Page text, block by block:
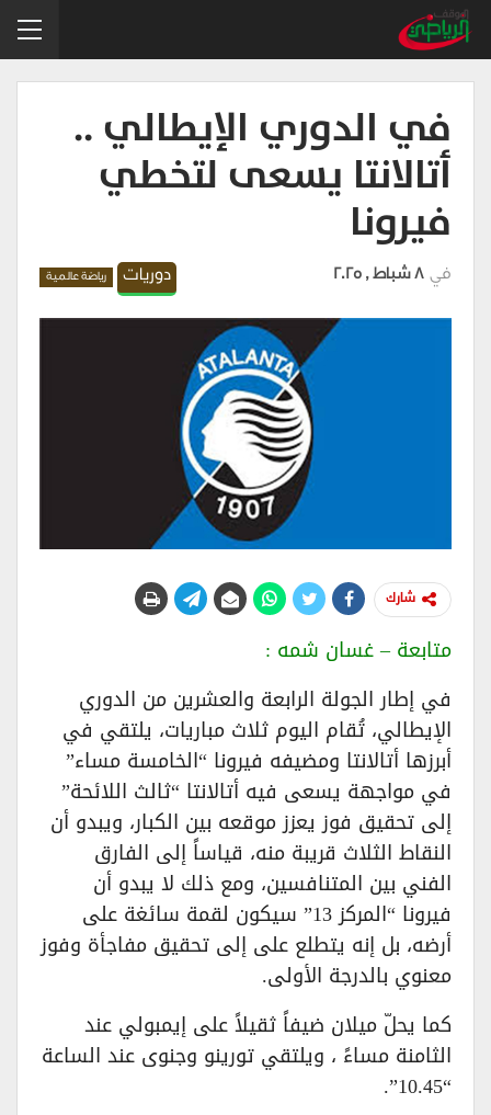
في الدوري الإيطالي ..
أتالانتا يسعى لتخطي
فيرونا
دوريات رياضة عالمية في 8 شباط , 2025
شارك
متابعة – غسان شمه :
في إطار الجولة الرابعة والعشرين من الدوري
الإيطالي، تُقام اليوم ثلاث مباريات، يلتقي في
أبرزها أتالانتا ومضيفه فيرونا “الخامسة مساء”
في مواجهة يسعى فيه أتالانتا “ثالث اللائحة”
إلى تحقيق فوز يعزز موقعه بين الكبار، ويبدو أن
النقاط الثلاث قريبة منه، قياساً إلى الفارق
الفني بين المتنافسين، ومع ذلك لا يبدو أن
فيرونا “المركز 13” سيكون لقمة سائغة على
أرضه، بل إنه يتطلع على إلى تحقيق مفاجأة وفوز
معنوي بالدرجة الأولى.
كما يحلّ ميلان ضيفاً ثقيلاً على إيمبولي عند
الثامنة مساءً ، ويلتقي تورينو وجنوى عند الساعة